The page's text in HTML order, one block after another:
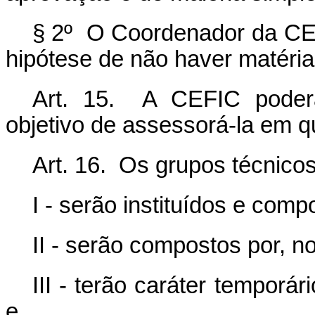
§ 2º O Coordenador da
hipótese de não haver
Art. 15. A CEFIC
objetivo de assessorá-la em
Art. 16. Os grupos
I - serão instituídos e
II - serão compostos por,
III - terão caráter